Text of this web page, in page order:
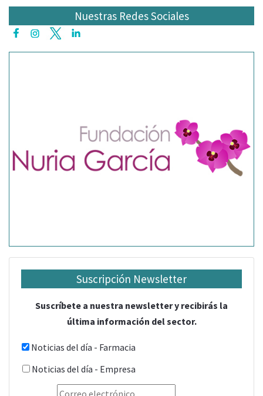
Nuestras Redes Sociales
Suscripción Newsletter
Suscríbete a nuestra newsletter y recibirás la
última información del sector.
Noticias del día - Farmacia
Noticias del día - Empresa